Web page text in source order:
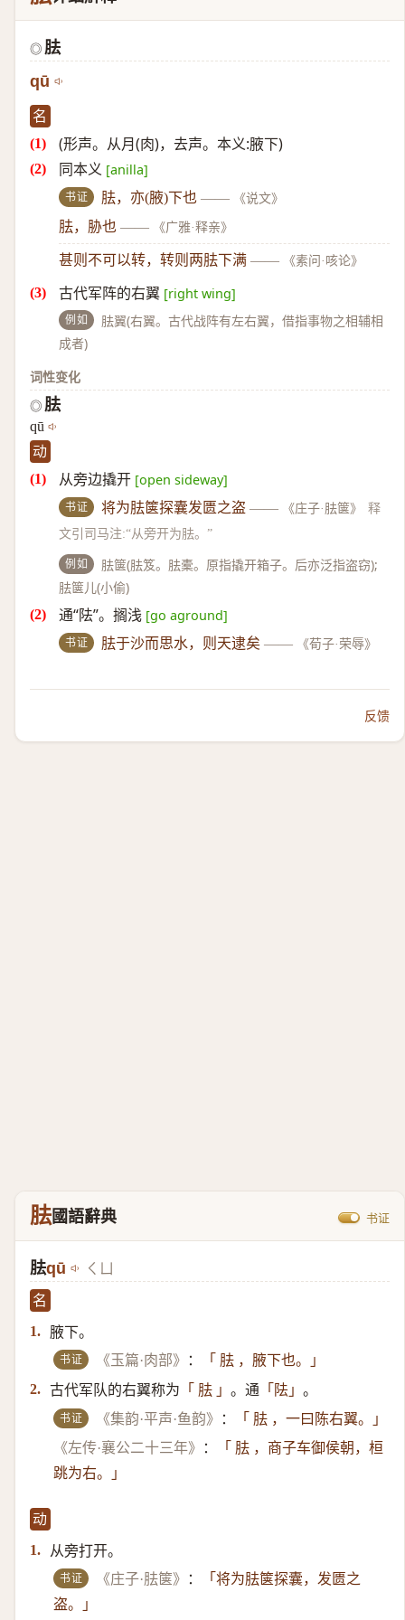
◎ 胠
qū
名
(形声。从月(肉)，去声。本义:腋下)
同本义 [anilla]
书证 胠，亦(腋)下也 —— 《说文》
胠，胁也 —— 《广雅·释亲》
甚则不可以转，转则两胠下满 —— 《素问·咳论》
古代军阵的右翼 [right wing]
例如
胠翼(右翼。古代战阵有左右翼，借指事物之相辅相
成者)
词性变化
◎ 胠
qū
动
从旁边撬开 [open sideway]
书证 将为胠箧探囊发匮之盗 —— 《庄子·胠箧》
释
文引司马注:“从旁开为胠。”
例如
胠箧(胠笈。胠橐。原指撬开箱子。后亦泛指盗窃);
胠箧儿(小偷)
通“阹”。搁浅 [go aground]
书证 胠于沙而思水，则天逮矣 —— 《荀子·荣辱》
反馈
胠國語辭典 书证
胠qū ㄑㄩ
名
1.
腋下。
书证 《玉篇·肉部》 ：
「 胠 ，腋下也。」
2. 古代军队的右翼称为 「 胠 」 。通 「阹」 。
书证 《集韵·平声·鱼韵》 ：
「 胠 ，一曰陈右翼。」
《左传·襄公二十三年》
：
「 胠 ，商子车御侯朝，桓
跳为右。」
动
1.
从旁打开。
书证 《庄子·胠箧》 ：
「将为胠箧探囊，发匮之
盗。」